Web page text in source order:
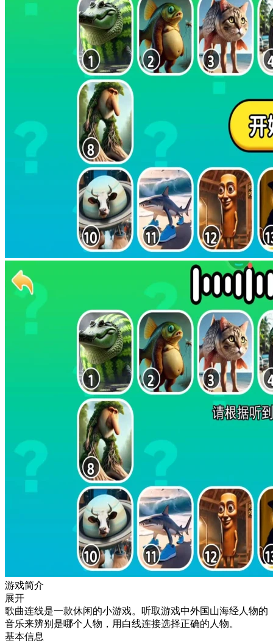
游戏简介
展开
歌曲连线是一款休闲的小游戏。听取游戏中外国山海经人物的
音乐来辨别是哪个人物，用白线连接选择正确的人物。
基本信息